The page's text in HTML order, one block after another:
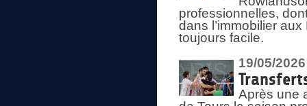
professionnelles,
dans l’immobilier
toujours facile.
19/05/2026
Après une